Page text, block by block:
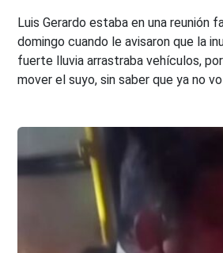
Luis Gerardo estaba en una reunión
domingo cuando le avisaron que la
fuerte lluvia arrastraba vehículos,
mover el suyo, sin saber que ya no